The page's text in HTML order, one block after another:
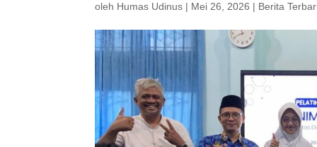
oleh Humas Udinus | Mei 26, 2026 | Berita